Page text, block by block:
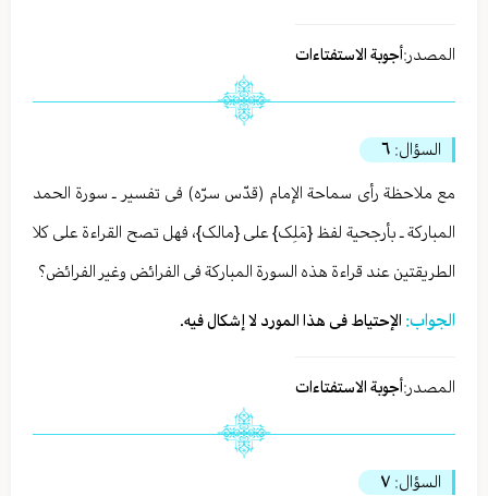
المصدر:أجوبة الاستفتاءات
السؤال: ٦
مع ملاحظة رأی سماحة الإمام (قدّس سرّه) فی تفسیر ـ سورة الحمد
المبارکة ـ بأرجحیة لفظ {مَلِک} علی {مالک}، فهل تصح القراءة علی کلا
الطریقتین عند قراءة هذه السورة المبارکة فی الفرائض وغیر الفرائض؟
الجواب: الإحتیاط فی هذا المورد لا إشکال فیه.
المصدر:أجوبة الاستفتاءات
السؤال: ٧